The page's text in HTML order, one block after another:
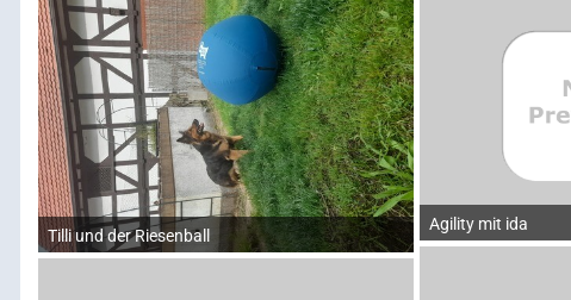
Tilli und der Riesenball
Agility mit ida